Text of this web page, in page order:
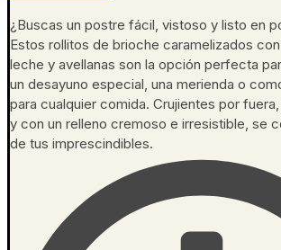
¿Buscas un postre fácil, vistoso y listo en
Estos rollitos de brioche caramelizados
leche y avellanas son la opción perfecta
un desayuno especial, una merienda o
para cualquier comida. Crujientes por
y con un relleno cremoso e irresistible, se
de tus imprescindibles.